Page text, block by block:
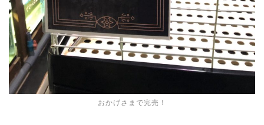
おかげさまで完売！